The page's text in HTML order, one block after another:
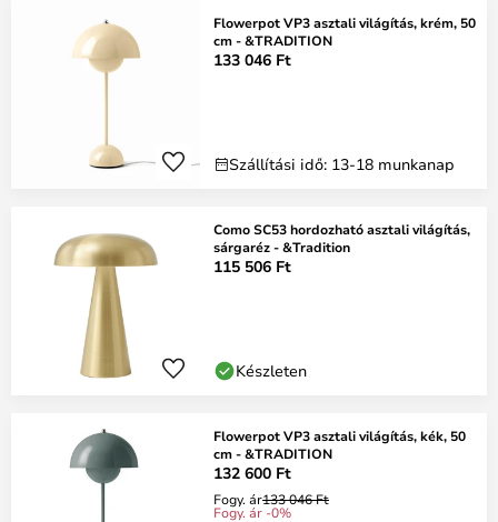
Flowerpot VP3 asztali világítás, krém, 50
cm - &TRADITION
133 046 Ft
Szállítási idő: 13-18 munkanap
Como SC53 hordozható asztali világítás,
sárgaréz - &Tradition
115 506 Ft
Készleten
Flowerpot VP3 asztali világítás, kék, 50
cm - &TRADITION
132 600 Ft
Fogy. ár133 046 Ft
Fogy. ár -0%